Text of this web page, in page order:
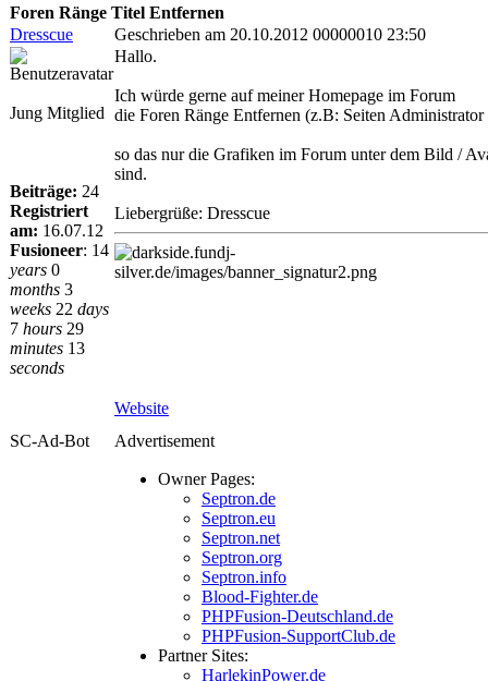
Foren Ränge Titel Entfernen
Dresscue
Geschrieben am 20.10.2012 00000010 23:50
Jung Mitglied
Beiträge: 24
Registriert
am: 16.07.12
Fusioneer: 14
years 0
months 3
weeks 22 days
7 hours 29
minutes 13
seconds
Hallo.
Ich würde gerne auf meiner Homepage im Forum
die Foren Ränge Entfernen (z.B: Seiten
so das nur die Grafiken im Forum unter dem Bild /
sind.
Liebergrüße: Dresscue
Website
SC-Ad-Bot
Advertisement
Owner Pages:
Septron.de
Septron.eu
Septron.net
Septron.org
Septron.info
Blood-Fighter.de
PHPFusion-Deutschland.de
PHPFusion-SupportClub.de
Partner Sites:
HarlekinPower.de